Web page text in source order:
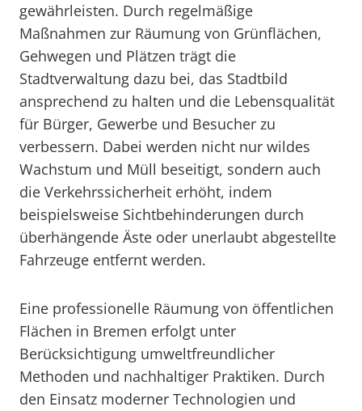
gewährleisten. Durch regelmäßige
Maßnahmen zur Räumung von Grünflächen,
Gehwegen und Plätzen trägt die
Stadtverwaltung dazu bei, das Stadtbild
ansprechend zu halten und die Lebensqualität
für Bürger, Gewerbe und Besucher zu
verbessern. Dabei werden nicht nur wildes
Wachstum und Müll beseitigt, sondern auch
die Verkehrssicherheit erhöht, indem
beispielsweise Sichtbehinderungen durch
überhängende Äste oder unerlaubt abgestellte
Fahrzeuge entfernt werden.
Eine professionelle Räumung von öffentlichen
Flächen in Bremen erfolgt unter
Berücksichtigung umweltfreundlicher
Methoden und nachhaltiger Praktiken. Durch
den Einsatz moderner Technologien und